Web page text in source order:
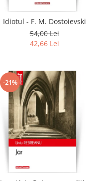
Idiotul - F. M. Dostoievski
54,00 Lei
42,66 Lei
-21%